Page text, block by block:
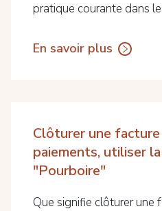
pratique courante dans
En savoir plus
Clôturer une
paiements, utiliser
"Pourboire"
Que signifie clôturer une